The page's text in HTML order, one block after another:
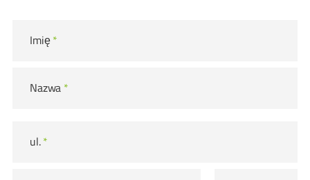
Imię*
Nazwa *
ul.*